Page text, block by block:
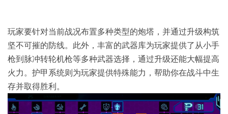
玩家要针对当前战况布置多种类型的炮塔，并通过升级构筑
坚不可摧的防线。此外，丰富的武器库为玩家提供了从小手
枪到脉冲转轮机枪等多种武器选择，通过升级还能大幅提高
火力。护甲系统则为玩家提供特殊能力，帮助你在战斗中生
存并取得胜利。